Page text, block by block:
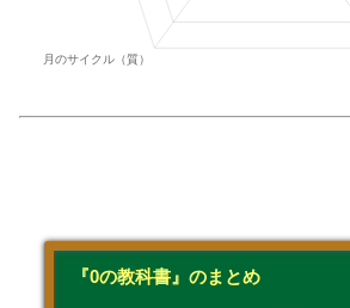
『0の教科書』のまとめ